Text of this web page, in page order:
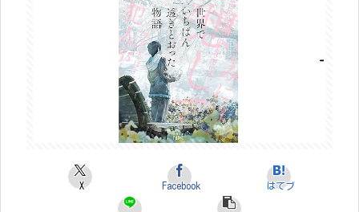
X Facebook はてブ